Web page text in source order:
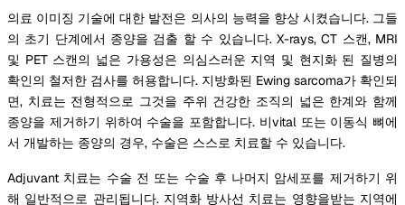
의료 이미징 기술에 대한 발전은 의사의 능력을 향상 시켰습니다. 그들
의 초기 단계에서 종양을 검출 할 수 있습니다. X-rays, CT 스캔, MRI
및 PET 스캔의 넓은 가용성은 의심스러운 지역 및 현지화 된 질병의
확인의 철저한 검사를 허용합니다. 지방화된 Ewing sarcoma가 확인되
면, 치료는 전형적으로 그것을 주위 건강한 조직의 넓은 한계와 함께
종양을 제거하기 위하여 수술을 포함합니다. 비vital 또는 이동식 뼈에
서 개발하는 종양의 경우, 수술은 스스로 치료할 수 있습니다.
Adjuvant 치료는 수술 전 또는 수술 후 나머지 암세포를 제거하기 위
해 일반적으로 관리됩니다. 지역화 방사선 치료는 영향을받는 지역에